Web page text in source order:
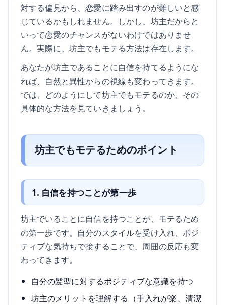
対する偏見から、恋愛に踏み出すのが難しいと感
じているかもしれません。しかし、坊主だからと
いって恋愛のチャンスがないわけではありませ
ん。実際に、坊主でもモテる方法は存在します。
あなたが坊主であることに自信を持てるようにな
れば、自然と異性からの視線も変わってきます。
では、どのようにして坊主でもモテるのか、その
具体的な方法を見ていきましょう。
坊主でもモテるためのポイント
1. 自信を持つことが第一歩
坊主でいることに自信を持つことが、モテるため
の第一歩です。自分のスタイルを受け入れ、ポジ
ティブな気持ちで接することで、周囲の反応も変
わってきます。
自分の髪型に対するポジティブな意識を持つ
坊主のメリットを理解する（手入れが楽、清潔